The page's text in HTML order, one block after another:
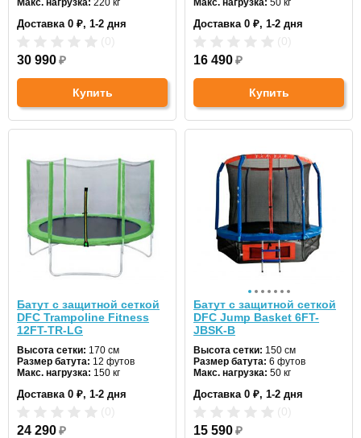
Макс. нагрузка: 220 кг
Цвет:синий
Доставка 0 ₽, 1-2 дня
30 990₽
Купить
Макс. нагрузка: 50 кг
Цвет:оранжевый
Доставка 0 ₽, 1-2 дня
16 490₽
Купить
Батут с защитной сеткой
DFC Trampoline Fitness
12FT-TR-LG
Высота сетки: 170 см
Размер батута: 12 футов
Макс. нагрузка: 150 кг
Цвет:зеленый
Доставка 0 ₽, 1-2 дня
24 290₽
Батут с защитной сеткой
DFC Jump Basket 6FT-
JBSK-B
Высота сетки: 150 см
Размер батута: 6 футов
Макс. нагрузка: 50 кг
Цвет:синий
Доставка 0 ₽, 1-2 дня
15 590₽